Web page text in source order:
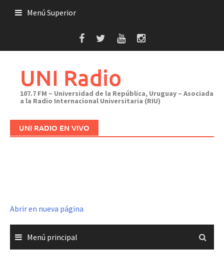
Menú Superior
UNI Radio
107.7 FM – Universidad de la República, Uruguay – Asociada
a la Radio Internacional Universitaria (RIU)
UNI RADIO EN VIVO
Abrir en nueva página
Menú principal